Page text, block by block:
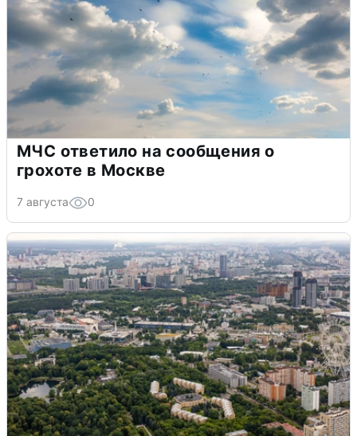
МЧС ответило на сообщения о
грохоте в Москве
7 августа 0